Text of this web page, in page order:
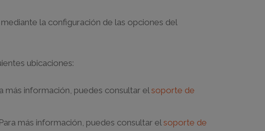
la configuración de las opciones del
ubicaciones:
más información, puedes consultar el soporte de
más información, puedes consultar elsoporte de